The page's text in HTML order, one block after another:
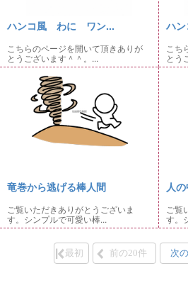
ハンコ風 わに ワン...
こちらのページを開いて頂きありが
とうございます＾＾。...
ハ
こち
とう
竜巻から逃げる棒人間
ご覧いただきありがとうございま
す。シンプルで可愛い棒...
人
ご覧
す。
最初 前の20件 次